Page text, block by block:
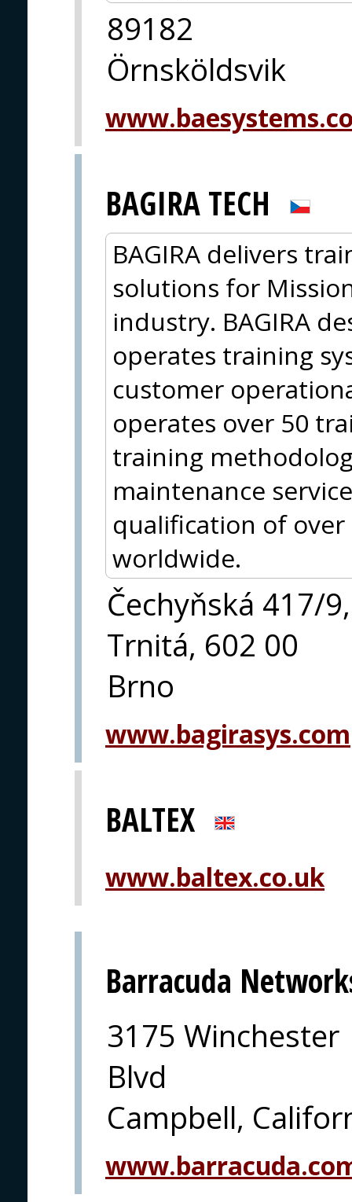
89182
Örnsköldsvik
BAGIRA TECH
BAGIRA delivers
solutions for
industry. BAGIRA
operates training
customer
operates over 50
training
maintenance
qualification of over
worldwide.
Čechyňská 417/9,
Trnitá, 602 00
Brno
www.bagirasys.com
BALTEX
www.baltex.co.uk
Barracuda
3175 Winchester
Blvd
Campbell,